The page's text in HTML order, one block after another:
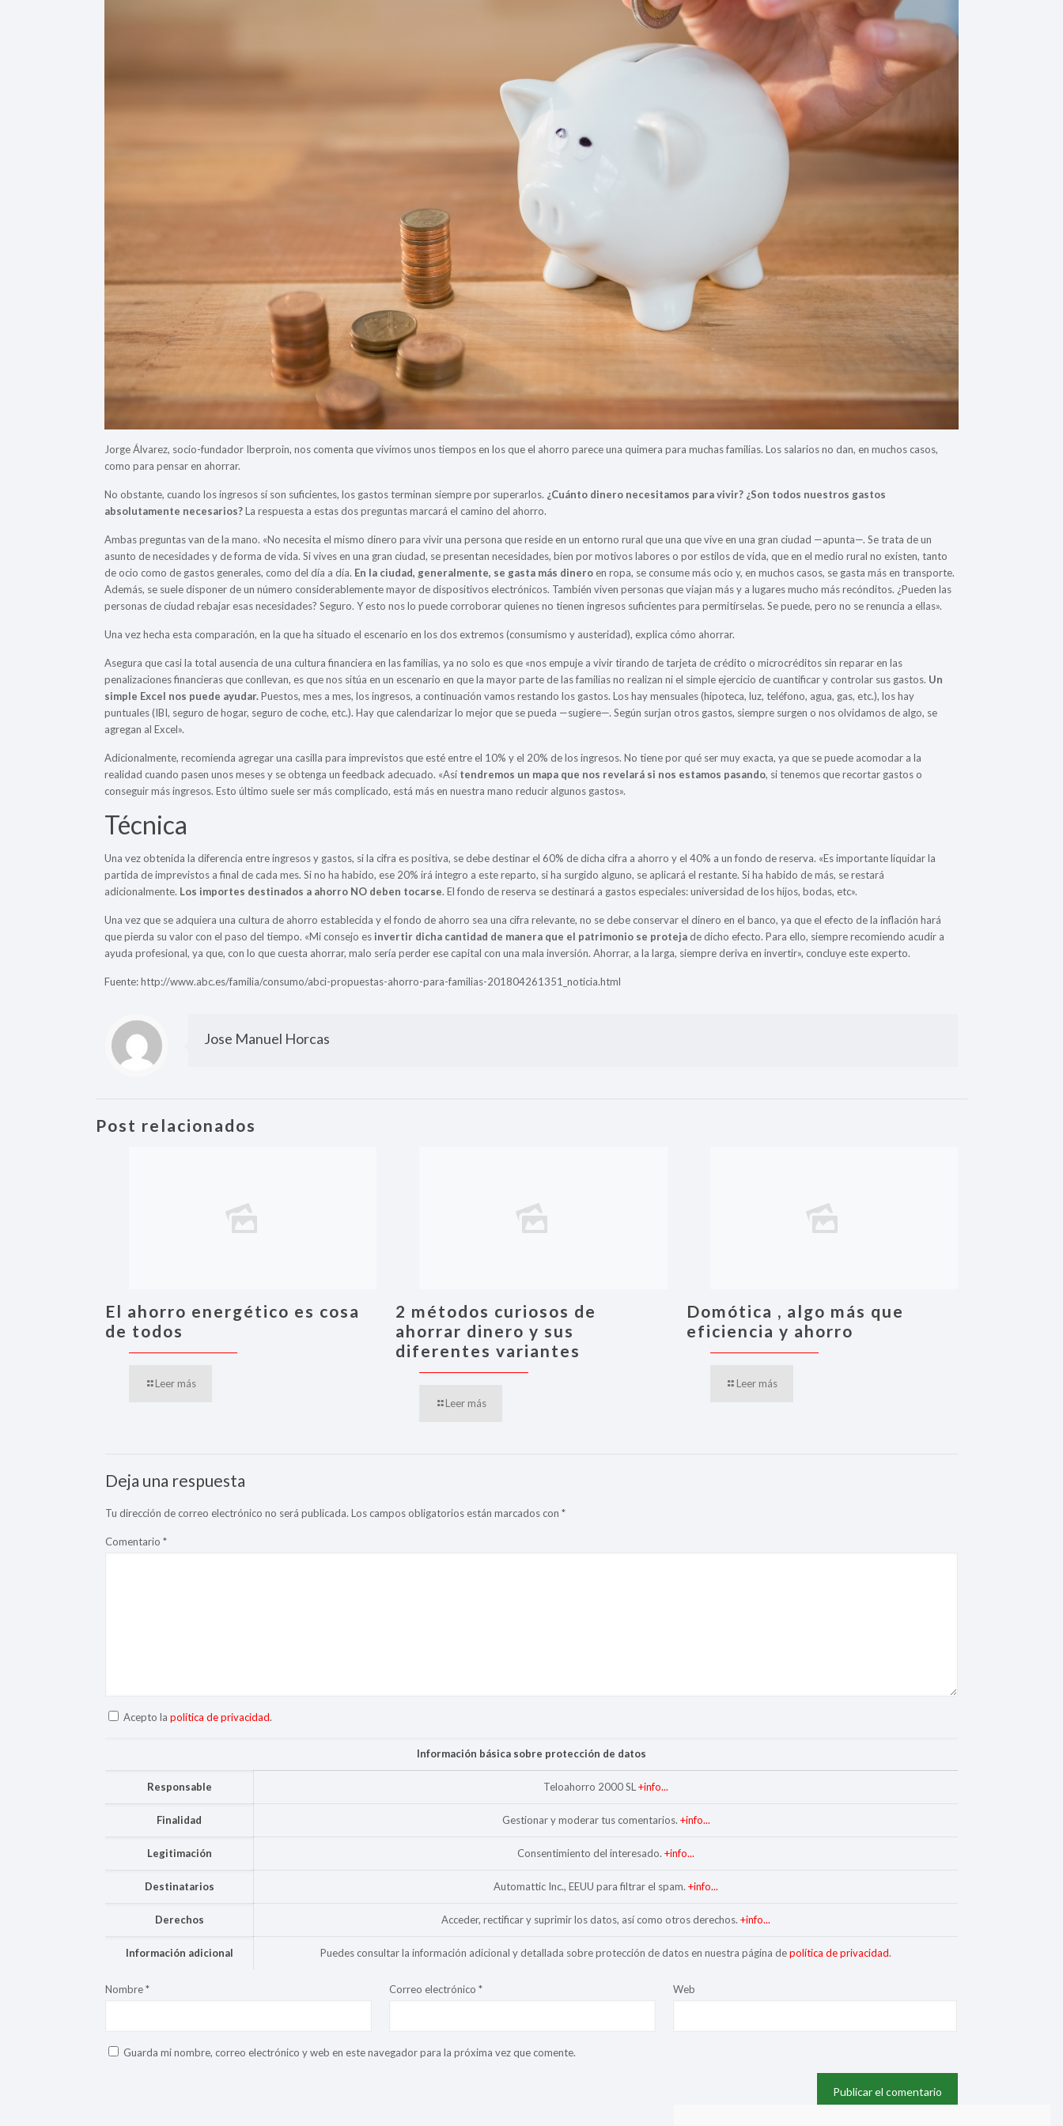
Jorge Álvarez, socio-fundador Iberproin, nos comenta que vivimos unos tiempos en los que el ahorro parece una quimera para muchas familias. Los salarios no dan, en muchos casos,
como para pensar en ahorrar.
No obstante, cuando los ingresos sí son suficientes, los gastos terminan siempre por superarlos. ¿Cuánto dinero necesitamos para vivir? ¿Son todos nuestros gastos
absolutamente necesarios?La respuesta a estas dos preguntas marcará el camino del ahorro.
Ambas preguntas van de la mano. «No necesita el mismo dinero para vivir una persona que reside en un entorno rural que una que vive en una gran ciudad —apunta—. Se trata de un
asunto de necesidades y de forma de vida. Si vives en una gran ciudad, se presentan necesidades, bien por motivos labores o por estilos de vida, que en el medio rural no existen, tanto
de ocio como de gastos generales, como del día a día. En la ciudad, generalmente, se gasta más dinero en ropa, se consume más ocio y, en muchos casos, se gasta más en transporte.
Además, se suele disponer de un número considerablemente mayor de dispositivos electrónicos. También viven personas que viajan más y a lugares mucho más recónditos. ¿Pueden las
personas de ciudad rebajar esas necesidades? Seguro. Y esto nos lo puede corroborar quienes no tienen ingresos suficientes para permitírselas. Se puede, pero no se renuncia a ellas».
Una vez hecha esta comparación, en la que ha situado el escenario en los dos extremos (consumismo y austeridad), explica cómo ahorrar.
Asegura que casi la total ausencia de una cultura financiera en las familias, ya no solo es que «nos empuje a vivir tirando de tarjeta de crédito o microcréditos sin reparar en las
penalizaciones financieras que conllevan, es que nos sitúa en un escenario en que la mayor parte de las familias no realizan ni el simple ejercicio de cuantificar y controlar sus gastos. Un
simple Excel nos puede ayudar.Puestos, mes a mes, los ingresos, a continuación vamos restando los gastos. Los hay mensuales (hipoteca, luz, teléfono, agua, gas, etc.), los hay
puntuales (IBI, seguro de hogar, seguro de coche, etc.). Hay que calendarizar lo mejor que se pueda —sugiere—. Según surjan otros gastos, siempre surgen o nos olvidamos de algo, se
agregan al Excel».
Adicionalmente, recomienda agregar una casilla para imprevistos que esté entre el 10% y el 20% de los ingresos. No tiene por qué ser muy exacta, ya que se puede acomodar a la
realidad cuando pasen unos meses y se obtenga un feedback adecuado. «Así tendremos un mapa que nos revelará si nos estamos pasando, si tenemos que recortar gastos o
conseguir más ingresos. Esto último suele ser más complicado, está más en nuestra mano reducir algunos gastos».
Técnica
Una vez obtenida la diferencia entre ingresos y gastos, si la cifra es positiva, se debe destinar el 60% de dicha cifra a ahorro y el 40% a un fondo de reserva. «Es importante liquidar la
partida de imprevistos a final de cada mes. Si no ha habido, ese 20% irá integro a este reparto, si ha surgido alguno, se aplicará el restante. Si ha habido de más, se restará
adicionalmente. Los importes destinados a ahorro NO deben tocarse. El fondo de reserva se destinará a gastos especiales: universidad de los hijos, bodas, etc».
Una vez que se adquiera una cultura de ahorro establecida y el fondo de ahorro sea una cifra relevante, no se debe conservar el dinero en el banco, ya que el efecto de la inflación hará
que pierda su valor con el paso del tiempo. «Mi consejo es invertir dicha cantidad de manera que el patrimonio se proteja de dicho efecto. Para ello, siempre recomiendo acudir a
ayuda profesional, ya que, con lo que cuesta ahorrar, malo sería perder ese capital con una mala inversión. Ahorrar, a la larga, siempre deriva en invertir», concluye este experto.
Fuente: http://www.abc.es/familia/consumo/abci-propuestas-ahorro-para-familias-201804261351_noticia.html
Jose Manuel Horcas
Post relacionados
El ahorro energético es cosa
de todos
Leer más
2 métodos curiosos de
ahorrar dinero y sus
diferentes variantes
Leer más
Domótica , algo más que
eficiencia y ahorro
Leer más
Deja una respuesta
Tu dirección de correo electrónico no será publicada. Los campos obligatorios están marcados con *
Comentario *
Acepto la política de privacidad.
Información básica sobre protección de datos
Responsable Teloahorro 2000 SL +info...
Finalidad Gestionar y moderar tus comentarios. +info...
Legitimación Consentimiento del interesado. +info...
Destinatarios Automattic Inc., EEUU para filtrar el spam. +info...
Derechos Acceder, rectificar y suprimir los datos, así como otros derechos. +info...
Información adicional Puedes consultar la información adicional y detallada sobre protección de datos en nuestra página depolítica de privacidad.
Nombre* Correo electrónico * Web
Guarda mi nombre, correo electrónico y web en este navegador para la próxima vez que comente.